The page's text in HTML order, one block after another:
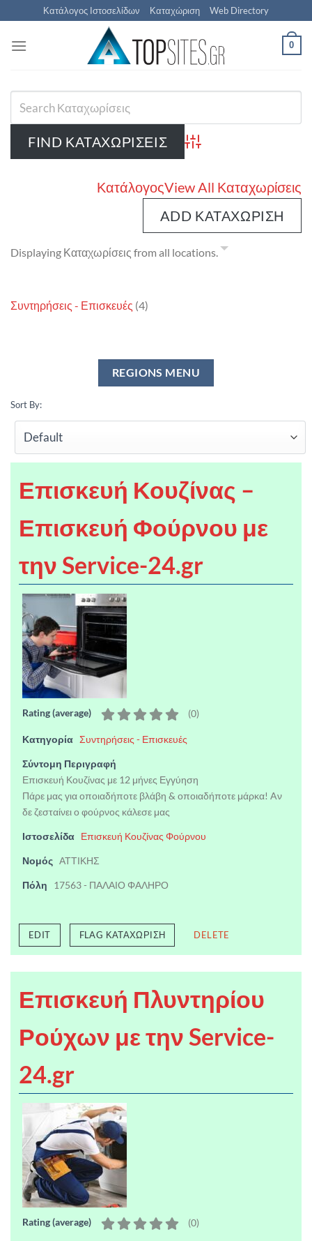
Μετάβαση
στο
περιεχόμενο
Κατάλογος Ιστοσελίδων Καταχώριση Web Directory
0
Advanced Search
ΚατάλογοςView All Καταχωρίσεις
ADD ΚΑΤΑΧΏΡΙΣΗ
Displaying Καταχωρίσεις from all locations.
Συντηρήσεις - Επισκευές (4)
Sort By:
Επισκευή Κουζίνας –
Επισκευή Φούρνου με
την Service-24.gr
Rating (average) (0)
Κατηγορία Συντηρήσεις - Επισκευές
Σύντομη Περιγραφή
Επισκευή Κουζίνας με 12 μήνες Εγγύηση
Πάρε μας για οποιαδήποτε βλάβη & οποιαδήποτε μάρκα! Aν
δε ζεσταίνει ο φούρνος κάλεσε μας
Ιστοσελίδα Επισκευή Κουζίνας Φούρνου
Νομός ΑΤΤΙΚΗΣ
Πόλη 17563 - ΠΑΛΑΙΟ ΦΑΛΗΡΟ
EDIT FLAG ΚΑΤΑΧΏΡΙΣΗ DELETE
Επισκευή Πλυντηρίου
Ρούχων με την Service-
24.gr
Rating (average) (0)